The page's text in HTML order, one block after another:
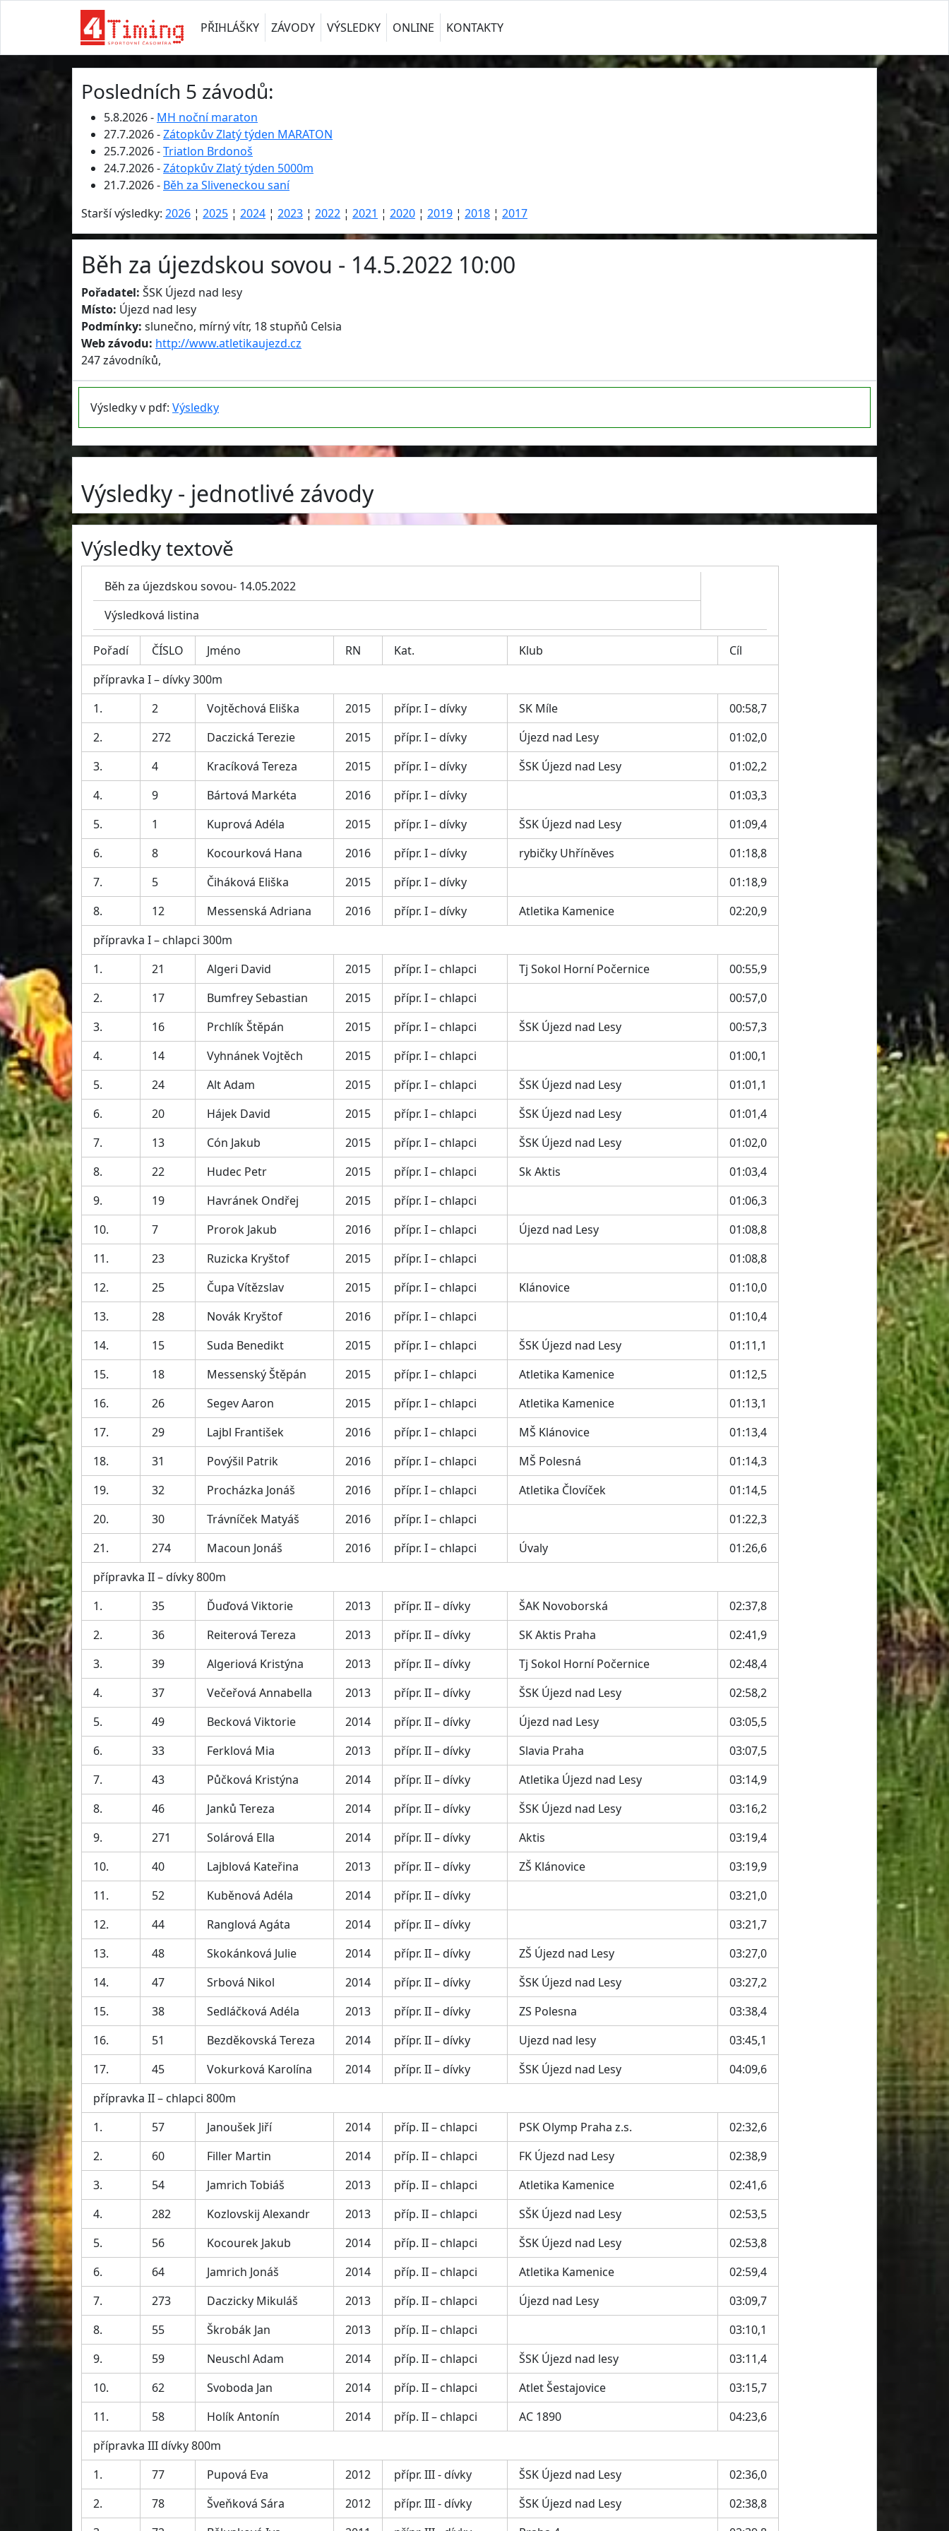
PŘIHLÁŠKY ZÁVODY VÝSLEDKY ONLINE KONTAKTY
Posledních 5 závodů:
5.8.2026 - MH noční maraton
27.7.2026 -Zátopkův Zlatý týden MARATON
25.7.2026 -Triatlon Brdonoš
24.7.2026 -Zátopkův Zlatý týden 5000m
21.7.2026 - Běh za Sliveneckou saní
Starší výsledky: 2026 ¦ 2025 ¦ 2024 ¦ 2023 ¦ 2022 ¦ 2021 ¦ 2020 ¦ 2019 ¦ 2018 ¦ 2017
Běh za újezdskou sovou - 14.5.2022 10:00
Pořadatel: ŠSK Újezd nad lesy
Místo: Újezd nad lesy
Podmínky: slunečno, mírný vítr, 18 stupňů Celsia
Web závodu: http://www.atletikaujezd.cz
247 závodníků,
Výsledky v pdf: Výsledky
Výsledky - jednotlivé závody
Výsledky textově
Běh za újezdskou sovou- 14.05.2022
Výsledková listina
Pořadí ČÍSLO Jméno RN Kat. Klub
Cíl
přípravka I – dívky 300m
1.
2 Vojtěchová Eliška 2015 přípr. I – dívky SK Míle
00:58,7
2.
272 Daczická Terezie 2015 přípr. I – dívky Újezd nad Lesy
01:02,0
3.
4 Kracíková Tereza 2015 přípr. I – dívky ŠSK Újezd nad Lesy
01:02,2
4.
9 Bártová Markéta 2016 přípr. I – dívky
01:03,3
5.
1 Kuprová Adéla 2015 přípr. I – dívky ŠSK Újezd nad Lesy
01:09,4
6.
8 Kocourková Hana 2016 přípr. I – dívky rybičky Uhříněves
01:18,8
7.
5 Čiháková Eliška 2015 přípr. I – dívky
01:18,9
8.
12 Messenská Adriana 2016 přípr. I – dívky Atletika Kamenice
02:20,9
přípravka I – chlapci 300m
1.
21 Algeri David 2015 přípr. I – chlapci Tj Sokol Horní Počernice
00:55,9
2.
17 Bumfrey Sebastian 2015 přípr. I – chlapci
00:57,0
3.
16 Prchlík Štěpán 2015 přípr. I – chlapci ŠSK Újezd nad Lesy
00:57,3
4.
14 Vyhnánek Vojtěch 2015 přípr. I – chlapci
01:00,1
5.
24 Alt Adam 2015 přípr. I – chlapci ŠSK Újezd nad Lesy
01:01,1
6.
20 Hájek David 2015 přípr. I – chlapci ŠSK Újezd nad Lesy
01:01,4
7.
13 Cón Jakub 2015 přípr. I – chlapci ŠSK Újezd nad Lesy
01:02,0
8.
22 Hudec Petr 2015 přípr. I – chlapci Sk Aktis
01:03,4
9.
19 Havránek Ondřej 2015 přípr. I – chlapci
01:06,3
10.
7 Prorok Jakub 2016 přípr. I – chlapci Újezd nad Lesy
01:08,8
11.
23 Ruzicka Kryštof 2015 přípr. I – chlapci
01:08,8
12.
25 Čupa Vítězslav 2015 přípr. I – chlapci Klánovice
01:10,0
13.
28 Novák Kryštof 2016 přípr. I – chlapci
01:10,4
14.
15 Suda Benedikt 2015 přípr. I – chlapci ŠSK Újezd nad Lesy
01:11,1
15.
18 Messenský Štěpán 2015 přípr. I – chlapci Atletika Kamenice
01:12,5
16.
26 Segev Aaron 2015 přípr. I – chlapci Atletika Kamenice
01:13,1
17.
29 Lajbl František 2016 přípr. I – chlapci MŠ Klánovice
01:13,4
18.
31 Povýšil Patrik 2016 přípr. I – chlapci MŠ Polesná
01:14,3
19.
32 Procházka Jonáš 2016 přípr. I – chlapci Atletika Človíček
01:14,5
20.
30 Trávníček Matyáš 2016 přípr. I – chlapci
01:22,3
21.
274 Macoun Jonáš 2016 přípr. I – chlapci Úvaly
01:26,6
přípravka II – dívky 800m
1.
35 Ďuďová Viktorie 2013 přípr. II – dívky ŠAK Novoborská
02:37,8
2.
36 Reiterová Tereza 2013 přípr. II – dívky SK Aktis Praha
02:41,9
3.
39 Algeriová Kristýna 2013 přípr. II – dívky Tj Sokol Horní Počernice
02:48,4
4.
37 Večeřová Annabella 2013 přípr. II – dívky ŠSK Újezd nad Lesy
02:58,2
5.
49 Becková Viktorie 2014 přípr. II – dívky Újezd nad Lesy
03:05,5
6.
33 Ferklová Mia 2013 přípr. II – dívky Slavia Praha
03:07,5
7.
43 Půčková Kristýna 2014 přípr. II – dívky Atletika Újezd nad Lesy
03:14,9
8.
46 Janků Tereza 2014 přípr. II – dívky ŠSK Újezd nad Lesy
03:16,2
9.
271 Solárová Ella 2014 přípr. II – dívky Aktis
03:19,4
10.
40 Lajblová Kateřina 2013 přípr. II – dívky ZŠ Klánovice
03:19,9
11.
52 Kuběnová Adéla 2014 přípr. II – dívky
03:21,0
12.
44 Ranglová Agáta 2014 přípr. II – dívky
03:21,7
13.
48 Skokánková Julie 2014 přípr. II – dívky ZŠ Újezd nad Lesy
03:27,0
14.
47 Srbová Nikol 2014 přípr. II – dívky ŠSK Újezd nad Lesy
03:27,2
15.
38 Sedláčková Adéla 2013 přípr. II – dívky ZS Polesna
03:38,4
16.
51 Bezděkovská Tereza 2014 přípr. II – dívky Ujezd nad lesy
03:45,1
17.
45 Vokurková Karolína 2014 přípr. II – dívky ŠSK Újezd nad Lesy
04:09,6
přípravka II – chlapci 800m
1.
57 Janoušek Jiří 2014 příp. II – chlapci PSK Olymp Praha z.s.
02:32,6
2.
60 Filler Martin 2014 příp. II – chlapci FK Újezd nad Lesy
02:38,9
3.
54 Jamrich Tobiáš 2013 příp. II – chlapci Atletika Kamenice
02:41,6
4.
282 Kozlovskij Alexandr 2013 příp. II – chlapci SŠK Újezd nad Lesy
02:53,5
5.
56 Kocourek Jakub 2014 příp. II – chlapci ŠSK Újezd nad Lesy
02:53,8
6.
64 Jamrich Jonáš 2014 příp. II – chlapci Atletika Kamenice
02:59,4
7.
273 Daczicky Mikuláš 2013 příp. II – chlapci Újezd nad Lesy
03:09,7
8.
55 Škrobák Jan 2013 příp. II – chlapci
03:10,1
9.
59 Neuschl Adam 2014 příp. II – chlapci ŠSK Újezd nad lesy
03:11,4
10.
62 Svoboda Jan 2014 příp. II – chlapci Atlet Šestajovice
03:15,7
11.
58 Holík Antonín 2014 příp. II – chlapci AC 1890
04:23,6
přípravka III dívky 800m
1.
77 Pupová Eva 2012 přípr. III - dívky ŠSK Újezd nad Lesy
02:36,0
2.
78 Šveňková Sára 2012 přípr. III - dívky ŠSK Újezd nad Lesy
02:38,8